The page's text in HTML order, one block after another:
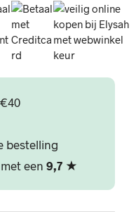
bestelling
een 9,7 ★